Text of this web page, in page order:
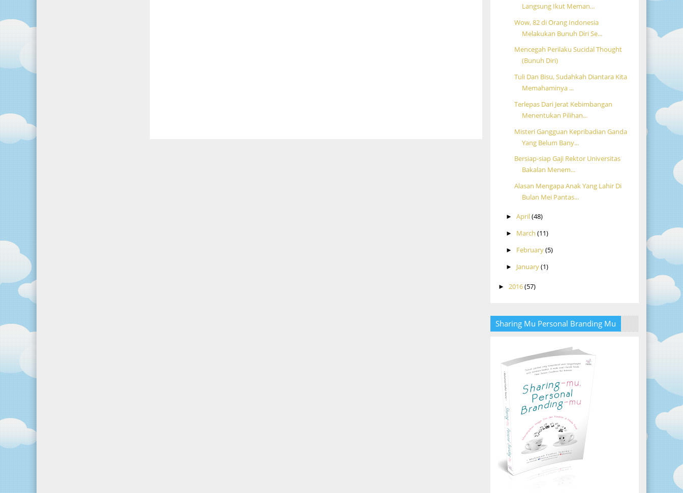
Langsung Ikut Meman...
Wow, 82 di Orang Indonesia
Melakukan Bunuh Diri Se...
Mencegah Perilaku Sucidal Thought
(Bunuh Diri)
Tuli Dan Bisu, Sudahkah Diantara Kita
Memahaminya ...
Terlepas Dari Jerat Kebimbangan
Menentukan Pilihan...
Misteri Gangguan Kepribadian Ganda
Yang Belum Bany...
Bersiap-siap Gaji Rektor Universitas
Bakalan Menem...
Alasan Mengapa Anak Yang Lahir Di
Bulan Mei Pantas...
►April(48)
► March(11)
► February(5)
► January(1)
► 2016(57)
Sharing Mu Personal Branding Mu